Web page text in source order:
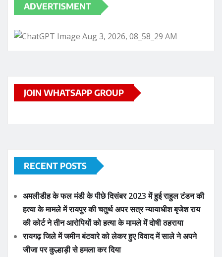
ADVERTISMENT
JOIN WHATSAPP GROUP
RECENT POSTS
अमलीडीह के फल मंडी के पीछे दिसंबर 2023 में हुई राहुल टंडन की
हत्या के मामले में रायपुर की चतुर्थ अपर सत्र न्यायाधीश बृजेश राय
की कोर्ट ने तीन आरोपियों को हत्या के मामले में दोषी ठहराया
रायगढ़ जिले में जमीन बंटवारे को लेकर हुए विवाद में साले ने अपने
जीजा पर कुल्हाड़ी से हमला कर दिया